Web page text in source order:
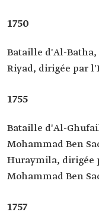
1750
Bataille d'Al-
Riyad, dirigée par
1755
Bataille d'Al-
Mohammad Ben
Huraymila, dirigée
Mohammad Ben
1757